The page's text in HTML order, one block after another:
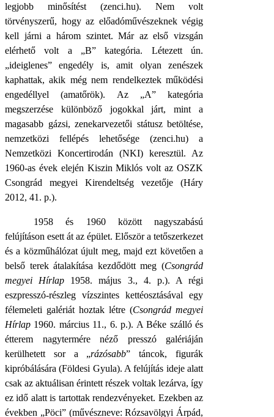
legjobb minősítést (zenci.hu). Nem volt
törvényszerű, hogy az előadóművészeknek végig
kell járni a három szintet. Már az első vizsgán
elérhető volt a „B” kategória. Létezett ún.
„ideiglenes” engedély is, amit olyan zenészek
kaphattak, akik még nem rendelkeztek működési
engedéllyel (amatőrök). Az „A” kategória
megszerzése különböző jogokkal járt, mint a
magasabb gázsi, zenekarvezetői státusz betöltése,
nemzetközi fellépés lehetősége (zenci.hu) a
Nemzetközi Koncertirodán (NKI) keresztül. Az
1960-as évek elején Kiszin Miklós volt az OSZK
Csongrád megyei Kirendeltség vezetője (Háry
2012, 41. p.).
1958 és 1960 között nagyszabású
felújításon esett át az épület. Először a tetőszerkezet
és a közműhálózat újult meg, majd ezt követően a
belső terek átalakítása kezdődött meg (Csongrád
megyei Hírlap 1958. május 3., 4. p.). A régi
eszpresszó-részleg vízszintes kettéosztásával egy
félemeleti galériát hoztak létre (Csongrád megyei
Hírlap 1960. március 11., 6. p.). A Béke szálló és
étterem nagytermére néző presszó galériáján
kerülhetett sor a „rázósabb” táncok, figurák
kipróbálására (Földesi Gyula). A felújítás ideje alatt
csak az aktuálisan érintett részek voltak lezárva, így
ez idő alatt is tartottak rendezvényeket. Ezekben az
években „Pöci” (művészneve: Rózsavölgyi Árpád,